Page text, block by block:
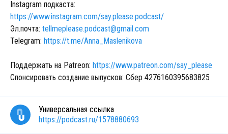
Instagram подкаста:
https://www.instagram.com/say.please.podcast/
Эл.почта: tellmeplease.podcast@gmail.com
Telegram: https://t.me/Anna_Maslenikova
Поддержать на Patreon: https://www.patreon.com/say_please
Спонсировать создание выпусков: Сбер 4276160395683825
Универсальная ссылка
https://podcast.ru/1578880693